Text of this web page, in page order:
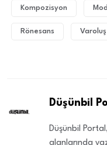
Kompozisyon
Rönesans Varoluş
Düşünbil
Düşünbil
alanlarında